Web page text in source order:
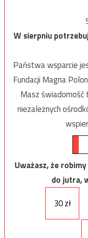
W sierpniu
Państwa wsparcie
Fundacji Magna
Masz
niezależnych
Uważasz, że
do jutra,
30 zł